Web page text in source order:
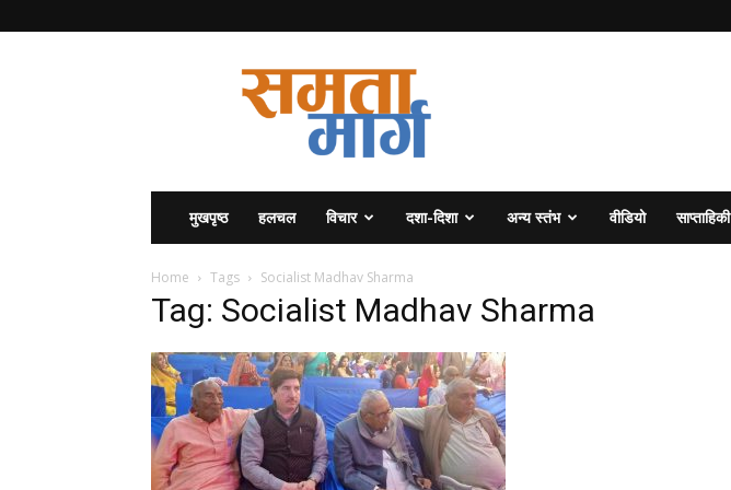
मुखपृष्ठ हलचल विचार दशा-दिशा अन्य स्तंभ वीडियो साप्ताहिकी
Home Tags Socialist Madhav Sharma
Tag: Socialist Madhav Sharma